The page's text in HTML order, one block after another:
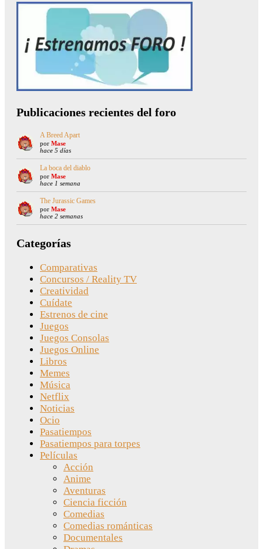
Publicaciones recientes del foro
A Breed Apart
por Mase
hace 5 días
La boca del diablo
por Mase
hace 1 semana
The Jurassic Games
por Mase
hace 2 semanas
Categorías
Comparativas
Concursos / Reality TV
Creatividad
Cuídate
Estrenos de cine
Juegos
Juegos Consolas
Juegos Online
Libros
Memes
Música
Netflix
Noticias
Ocio
Pasatiempos
Pasatiempos para torpes
Películas
Acción
Anime
Aventuras
Ciencia ficción
Comedias
Comedias románticas
Documentales